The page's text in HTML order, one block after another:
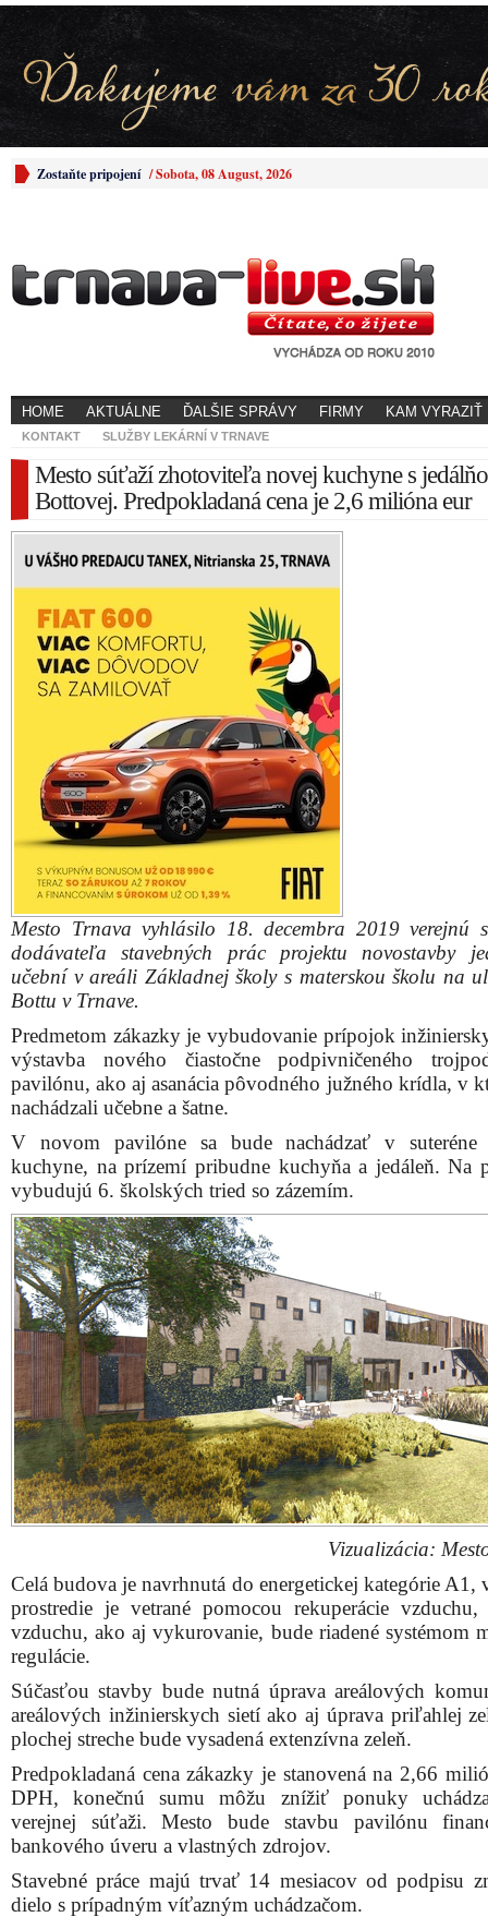
Zostaňte pripojení /Sobota, 08 August, 2026
HOME AKTUÁLNE ĎALŠIE SPRÁVY FIRMY KAM VYRAZIŤ
KONTAKT SLUŽBY LEKÁRNÍ V TRNAVE
Mesto súťaží zhotoviteľa novej kuchyne s
Bottovej. Predpokladaná cena je 2,6 milióna eur
Mesto Trnava vyhlásilo 18. decembra 2019 verejnú
dodávateľa stavebných prác projektu novostavby
učební v areáli Základnej školy s materskou školu na
Bottu v Trnave.
Predmetom zákazky je vybudovanie prípojok
výstavba nového čiastočne podpivničeného
pavilónu, ako aj asanácia pôvodného južného krídla, v
nachádzali učebne a šatne.
V novom pavilóne sa bude nachádzať v suteréne
kuchyne, na prízemí pribudne kuchyňa a jedáleň. Na
vybudujú 6. školských tried so zázemím.
Vizualizácia:
Celá budova je navrhnutá do energetickej kategórie A1,
prostredie je vetrané pomocou rekuperácie vzduchu,
vzduchu, ako aj vykurovanie, bude riadené systémom
regulácie.
Súčasťou stavby bude nutná úprava areálových
areálových inžinierskych sietí ako aj úprava priľahlej
plochej streche bude vysadená extenzívna zeleň.
Predpokladaná cena zákazky je stanovená na 2,66
DPH, konečnú sumu môžu znížiť ponuky
verejnej súťaži. Mesto bude stavbu pavilónu
bankového úveru a vlastných zdrojov.
Stavebné práce majú trvať 14 mesiacov od podpisu
dielo s prípadným víťazným uchádzačom.